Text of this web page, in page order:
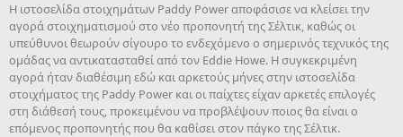
H ιστοσελίδα στοιχημάτων Paddy Power αποφάσισε να κλείσει την
αγορά στοιχηματισμού στο νέο προπονητή της Σέλτικ, καθώς οι
υπεύθυνοι θεωρούν σίγουρο το ενδεχόμενο ο σημερινός τεχνικός της
ομάδας να αντικατασταθεί από τον Eddie Howe. Η συγκεκριμένη
αγορά ήταν διαθέσιμη εδώ και αρκετούς μήνες στην ιστοσελίδα
στοιχήματος της Paddy Power και οι παίχτες είχαν αρκετές επιλογές
στη διάθεσή τους, προκειμένου να προβλέψουν ποιος θα είναι ο
επόμενος προπονητής που θα καθίσει στον πάγκο της Σέλτικ.